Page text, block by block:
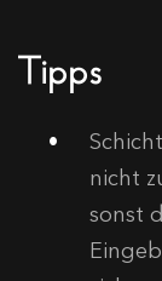
Tipps
nicht
sonst